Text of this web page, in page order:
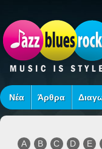
Νέα Άρθρα
A B C D E